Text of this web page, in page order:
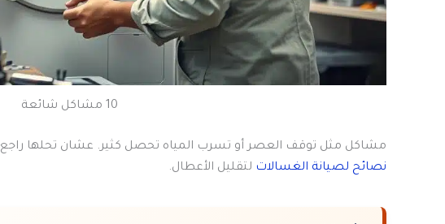
10 مشاكل شائعة
مشاكل مثل توقف العصر أو تسرب المياه تحصل كثير. عشان تحلها راجع
نصائح لصيانة الغسالات لتقليل الأعطال.